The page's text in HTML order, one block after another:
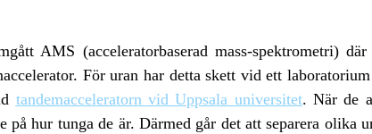
AMS (acceleratorbaserad mass-spektrometri)
För uran har detta skett vid ett
tandemacceleratorn vid Uppsala universitet. När de
på hur tunga de är. Därmed går det att separera olika